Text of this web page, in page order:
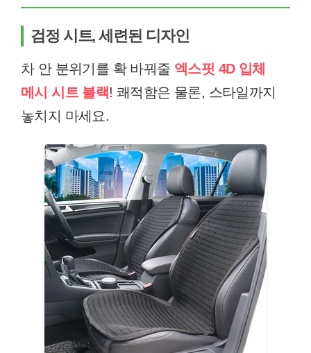
검정 시트, 세련된 디자인
차 안 분위기를 확 바꿔줄 엑스핏 4D 입체
메시 시트 블랙! 쾌적함은 물론, 스타일까지
놓치지 마세요.